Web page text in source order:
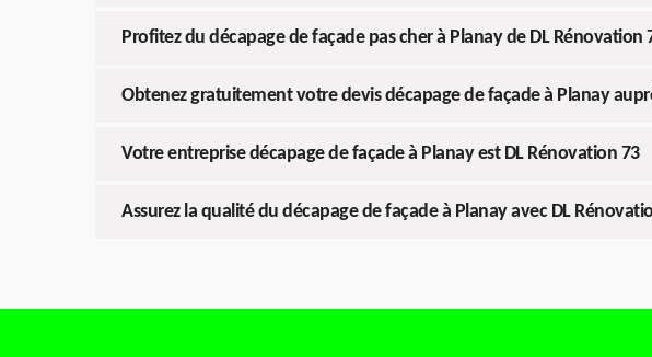
Profitez du décapage de façade pas cher à Planay de DL Rénovation
Obtenez gratuitement votre devis décapage de façade à Planay
Votre entreprise décapage de façade à Planay est DL Rénovation 73
Assurez la qualité du décapage de façade à Planay avec DL